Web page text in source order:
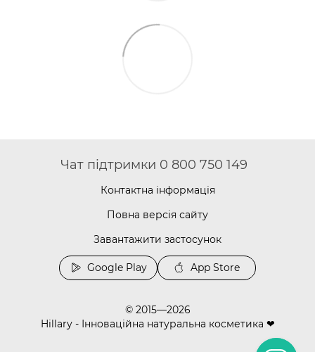
Чат підтримки 0 800 750 149
Контактна інформація
Повна версія сайту
Завантажити застосунок
Google Play App Store
© 2015—2026
Hillary - Інноваційна натуральна косметика ❤